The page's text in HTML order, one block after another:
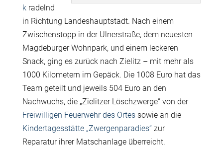
kradelnd
in Richtung Landeshauptstadt. Nach einem
Zwischenstopp in der Ulnerstraße, dem neuesten
Magdeburger Wohnpark, und einem leckeren
Snack, ging es zurück nach Zielitz – mit mehr als
1000 Kilometern im Gepäck. Die 1008 Euro hat das
Team geteilt und jeweils 504 Euro an den
Nachwuchs, die „Zielitzer Löschzwerge“ von der
Freiwilligen Feuerwehr des Ortessowie an die
Kindertagesstätte „Zwergenparadies“zur
Reparatur ihrer Matschanlage überreicht.